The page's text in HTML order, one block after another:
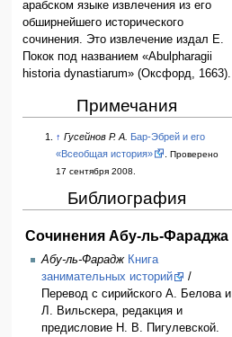
арабском языке извлечения из его
обширнейшего исторического
сочинения. Это извлечение издал Е.
Покок под названием «Abulpharagii
historia dynastiarum» (Оксфорд, 1663).
Примечания
↑ Гусейнов Р. А. Бар-Эбрей и его
«Всеобщая история»
Проверено
17 сентября 2008.
Библиография
Сочинения Абу-ль-Фараджа
Абу-ль-Фарадж Книга
занимательных историй
/
Перевод с сирийского А. Белова и
Л. Вильскера, редакция и
предисловие Н. В. Пигулевской.